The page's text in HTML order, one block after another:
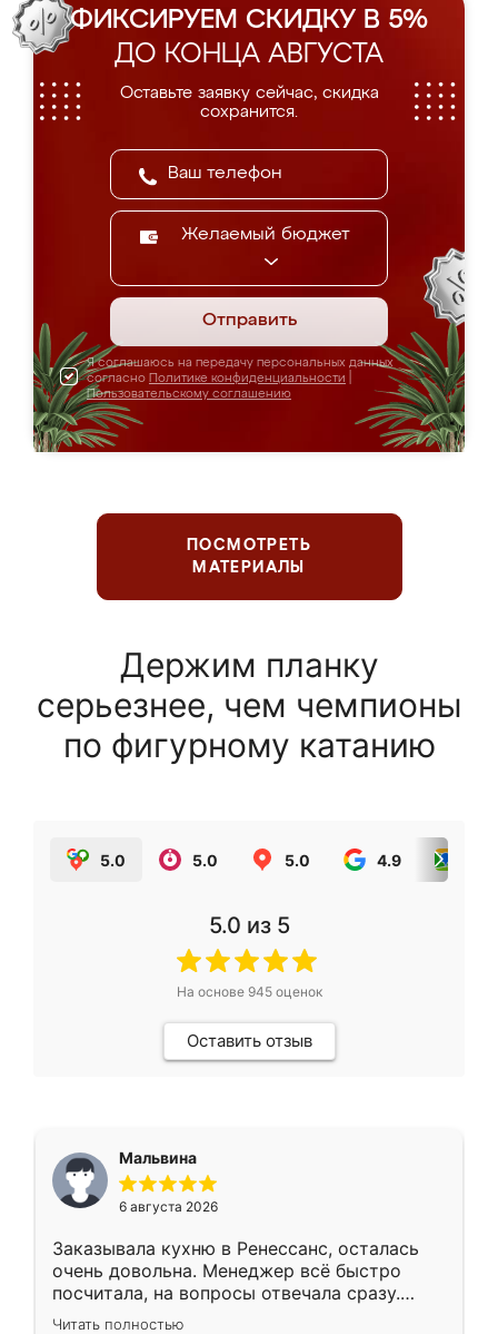
ФИКСИРУЕМ СКИДКУ В 5%
ДО КОНЦА АВГУСТА
Оставьте заявку сейчас, скидка
сохранится.
Желаемый бюджет
Отправить
Я соглашаюсь на передачу персональных данных
согласно Политике конфиденциальности
Пользовательскому соглашению
ПОСМОТРЕТЬ
МАТЕРИАЛЫ
Держим планку
серьезнее, чем чемпионы
по фигурному катанию
5.0 5.0 5.0 4.9
5.0 из 5
На основе 945оценок
Оставить отзыв
Мальвина
6 августа 2026
Заказывала кухню в Ренессанс, осталась
очень довольна. Менеджер всё быстро
посчитала, на вопросы отвечала сразу.
Замерщик приехал в субботу, подошёл к
Читать полностью